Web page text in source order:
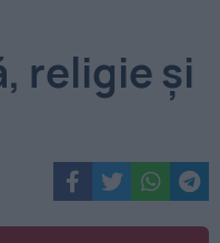
religie și